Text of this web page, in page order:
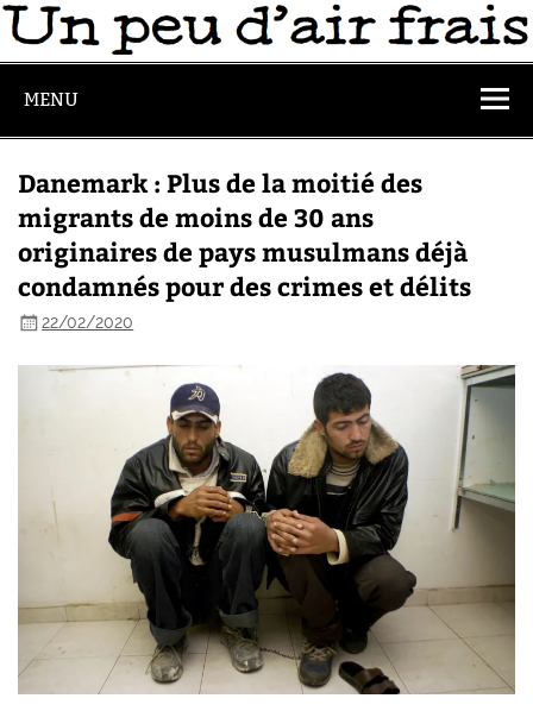
MENU
Danemark : Plus de la moitié des
migrants de moins de 30 ans
originaires de pays musulmans déjà
condamnés pour des crimes et délits
22/02/2020